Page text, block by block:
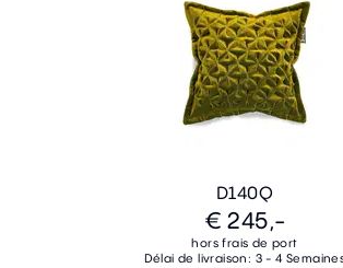
D140Q
€ 245,-
hors frais de port
Délai de livraison: 3 - 4